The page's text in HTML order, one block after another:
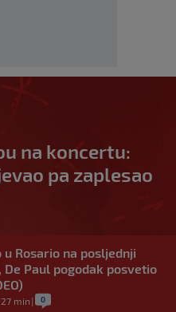
na koncertu:
pa zaplesao
u Rosario na posljednji
De Paul pogodak posvetio
min | 0